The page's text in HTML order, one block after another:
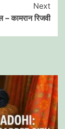
Next
– कामरान रिजवी